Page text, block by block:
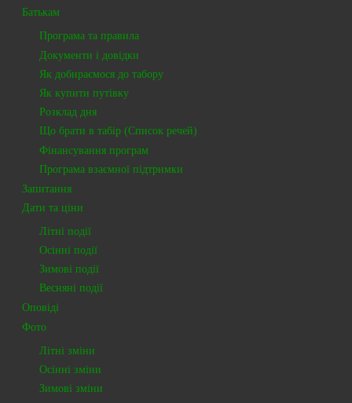
Батькам
Програма та правила
Документи і довідки
Як добираємося до табору
Як купити путівку
Розклад дня
Що брати в табір (Список речей)
Фінансування програм
Програма взаємної підтримки
Запитання
Дати та ціни
Літні події
Осінні події
Зимові події
Весняні події
Оповіді
Фото
Літні зміни
Осінні зміни
Зимові зміни